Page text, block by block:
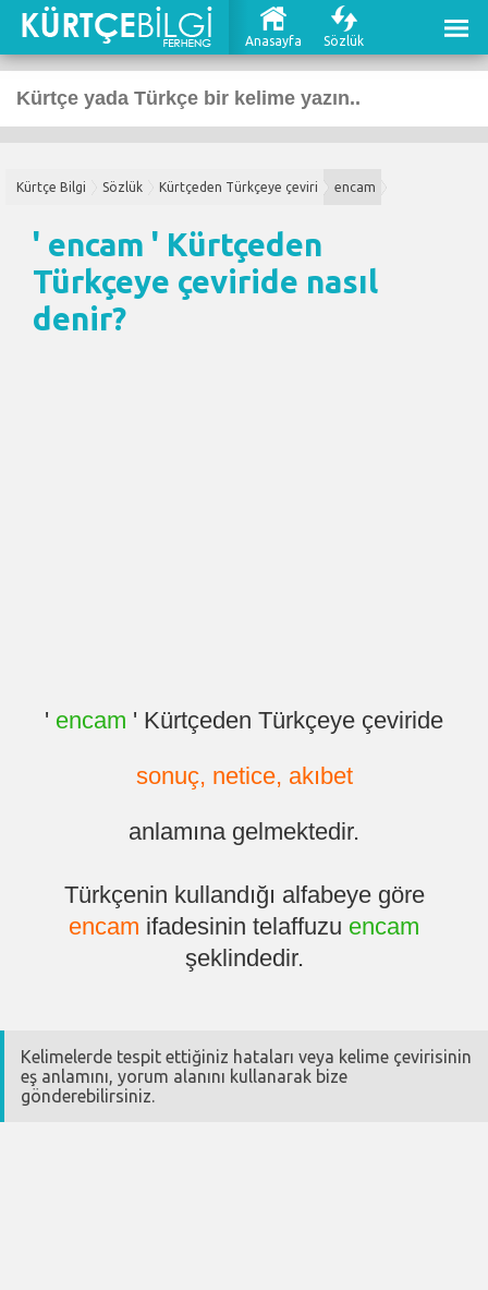
Anasayfa Sözlük
Kürtçe Bilgi Sözlük Kürtçeden Türkçeye çeviri encam
' encam ' Kürtçeden
Türkçeye çeviride nasıl
denir?
' encam ' Kürtçeden Türkçeye çeviride
sonuç, netice, akıbet
anlamına gelmektedir.
Türkçenin kullandığı alfabeye göre
encam ifadesinin telaffuzu encam
şeklindedir.
Kelimelerde tespit ettiğiniz hataları veya kelime çevirisinin
eş anlamını, yorum alanını kullanarak bize
gönderebilirsiniz.